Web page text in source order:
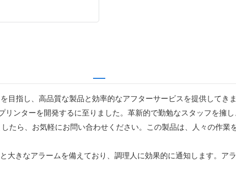
目指し、高品質な製品と効率的なアフターサービスを提供してき
ンターを開発するに至りました。革新的で勤勉なスタッフを擁
たら、お気軽にお問い合わせください。この製品は、人々の作
大きなアラームを備えており、調理人に効果的に通知します。ア